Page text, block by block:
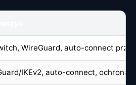
WireGuard, auto-connect przy
IKEv2, auto-connect, ochrona